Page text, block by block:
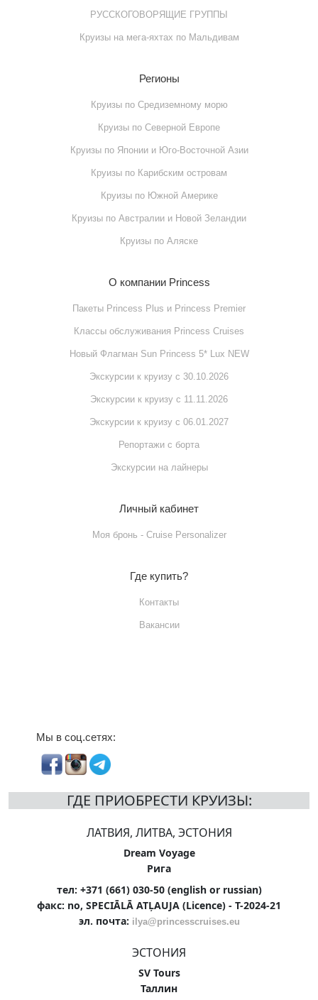
РУССКОГОВОРЯЩИЕ ГРУППЫ
Круизы на мега-яхтах по Мальдивам
Регионы
Круизы по Cредиземному морю
Круизы по Cеверной Европе
Круизы по Японии и Юго-Восточной Азии
Круизы по Карибским островам
Круизы по Южной Америке
Круизы по Австралии и Новой Зеландии
Круизы по Аляске
О компании Princess
Пакеты Princess Plus и Princess Premier
Классы обслуживания Princess Cruises
Новый Флагман Sun Princess 5* Lux NEW
Экскурсии к круизу с 30.10.2026
Экскурсии к круизу с 11.11.2026
Экскурсии к круизу с 06.01.2027
Репортажи с борта
Экскурсии на лайнеры
Личный кабинет
Моя бронь - Cruise Personalizer
Где купить?
Контакты
Вакансии
Мы в соц.сетях:
ГДЕ ПРИОБРЕСТИ КРУИЗЫ:
ЛАТВИЯ, ЛИТВА, ЭСТОНИЯ
Dream Voyage
Рига
тел: +371 (661) 030-50 (english or russian)
факс: no, SPECIĀLĀ ATĻAUJA (Licence) - T-2024-21
эл. почта: ilya@princesscruises.eu
ЭСТОНИЯ
SV Tours
Таллин